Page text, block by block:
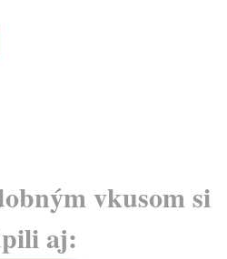
vkusom si
aj: